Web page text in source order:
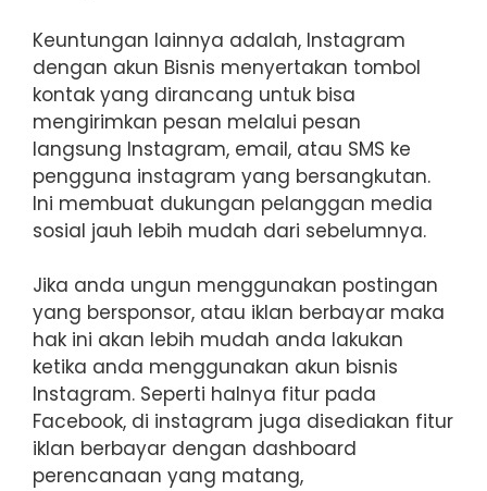
Keuntungan lainnya adalah, Instagram
dengan akun Bisnis menyertakan tombol
kontak yang dirancang untuk bisa
mengirimkan pesan melalui pesan
langsung Instagram, email, atau SMS ke
pengguna instagram yang bersangkutan.
Ini membuat dukungan pelanggan media
sosial jauh lebih mudah dari sebelumnya.
Jika anda ungun menggunakan postingan
yang bersponsor, atau iklan berbayar maka
hak ini akan lebih mudah anda lakukan
ketika anda menggunakan akun bisnis
Instagram. Seperti halnya fitur pada
Facebook, di instagram juga disediakan fitur
iklan berbayar dengan dashboard
perencanaan yang matang,